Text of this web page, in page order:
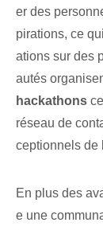
er des
pirations, ce
ations sur des
autés
hackathons
réseau de
ceptionnels de
En plus des
e une